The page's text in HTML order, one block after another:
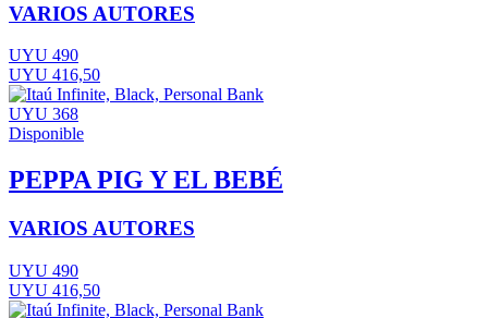
VARIOS AUTORES
UYU 490
UYU 416,50
UYU 368
Disponible
PEPPA PIG Y EL BEBÉ
VARIOS AUTORES
UYU 490
UYU 416,50